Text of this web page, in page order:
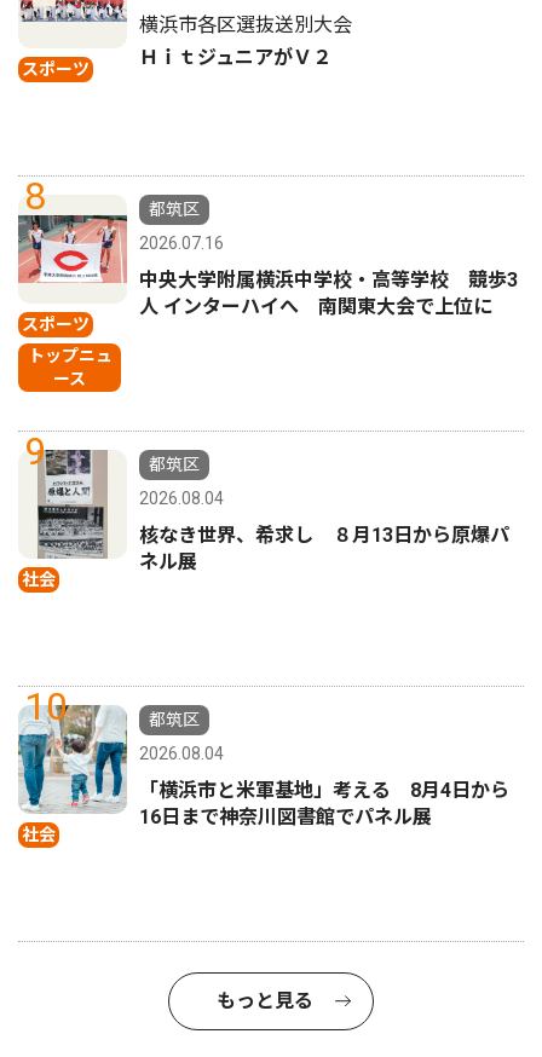
スポーツ
横浜市各区選抜送別大会
ＨｉｔジュニアがＶ２
8
スポーツ
トップニュ
ース
都筑区
2026.07.16
中央大学附属横浜中学校・高等学校 競歩3
人 インターハイへ 南関東大会で上位に
9
社会
都筑区
2026.08.04
核なき世界、希求し ８月13日から原爆パ
ネル展
10
社会
都筑区
2026.08.04
「横浜市と米軍基地」考える 8月4日から
16日まで神奈川図書館でパネル展
もっと見る